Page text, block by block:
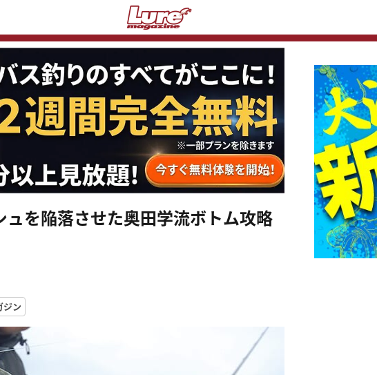
を陥落させた奥田学流ボトム攻略
ジン